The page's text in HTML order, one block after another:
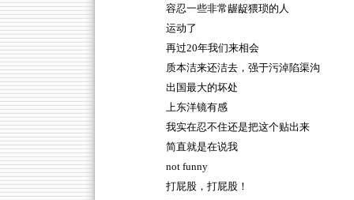
容忍一些非常龌龊猥琐的人
运动了
再过20年我们来相会
质本洁来还洁去，强于污淖陷渠沟
出国最大的坏处
上东洋镜有感
我实在忍不住还是把这个贴出来
简直就是在说我
not funny
打屁股，打屁股！